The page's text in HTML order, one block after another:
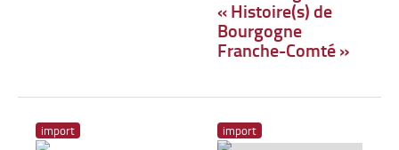
« Histoire(s) de
Bourgogne
Franche-Comté »
import import